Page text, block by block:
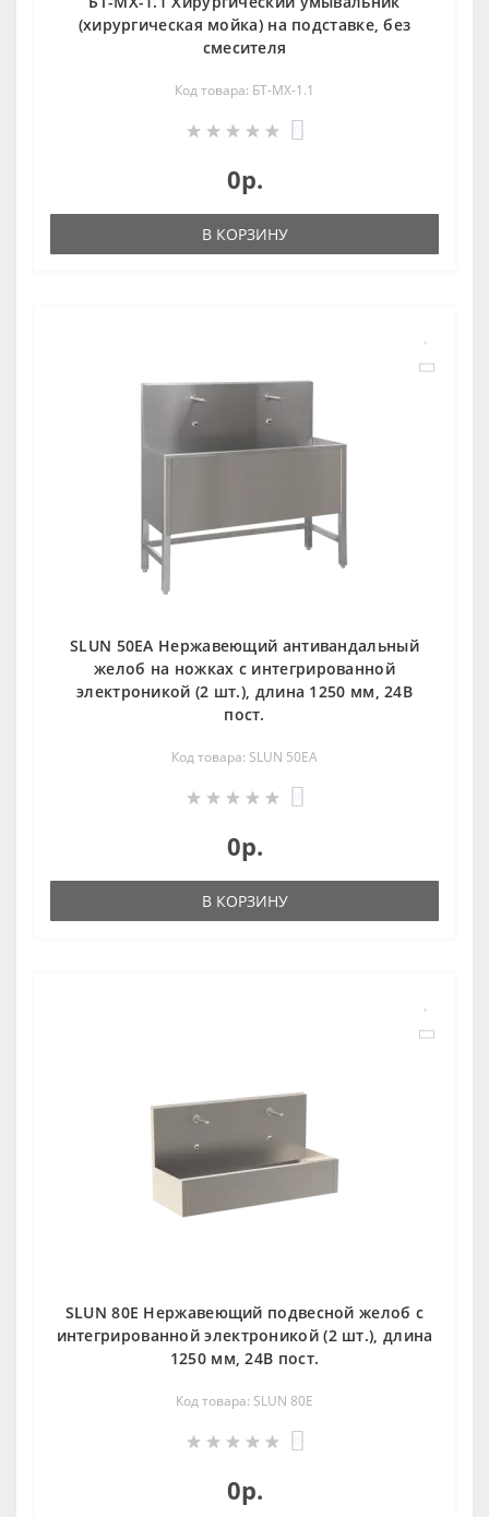
(хирургическая мойка) на подставке, без
смесителя
Код товара: БТ-МХ-1.1
0р.
В КОРЗИНУ
SLUN 50EA Нержавеющий антивандальный
желоб на ножках с интегрированной
электроникой (2 шт.), длина 1250 мм, 24В
пост.
Код товара: SLUN 50EA
0р.
В КОРЗИНУ
SLUN 80E Нержавеющий подвесной желоб с
интегрированной электроникой (2 шт.), длина
1250 мм, 24В пост.
Код товара: SLUN 80E
0р.